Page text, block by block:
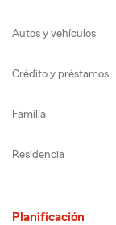
Autos y vehículos
Crédito y préstamos
Familia
Residencia
Planificación